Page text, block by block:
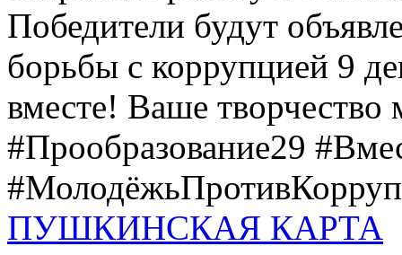
Победители будут
борьбы с коррупцией 9
вместе! Ваше творчество
#Прообразование29
ПУШКИНСКАЯ КАРТА